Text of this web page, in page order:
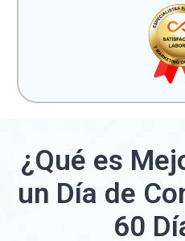
¿Qué es
un Día de
60